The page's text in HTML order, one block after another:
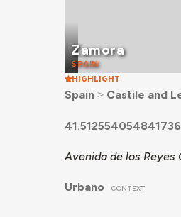
Zamora
SPAIN
HIGHLIGHT
Spain ˃ Castile and
Avenida de los
Urbano CONTEXT